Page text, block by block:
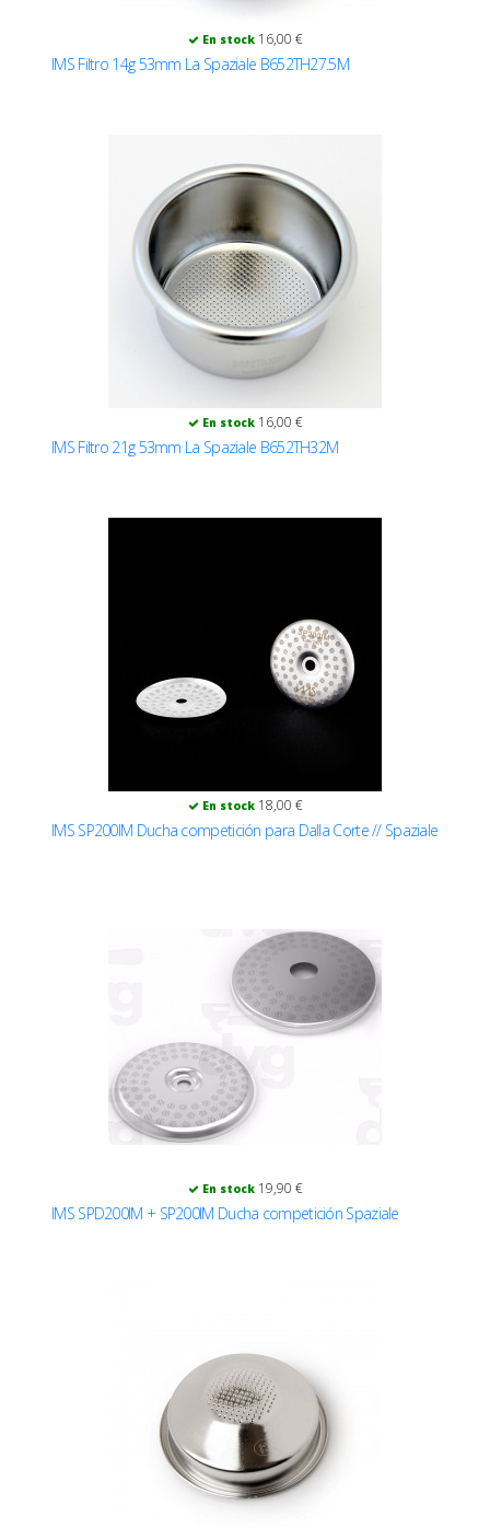
En stock 16,00 €
IMS Filtro 14g 53mm La Spaziale B652TH27.5M
En stock 16,00 €
IMS Filtro 21g 53mm La Spaziale B652TH32M
En stock 18,00 €
IMS SP200IM Ducha competición para Dalla Corte // Spaziale
En stock 19,90 €
IMS SPD200IM + SP200IM Ducha competición Spaziale